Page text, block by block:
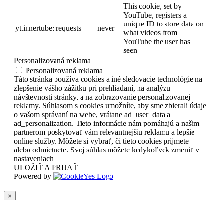
yt.innertube::requests never
This cookie, set by
YouTube, registers a
unique ID to store data on
what videos from
YouTube the user has
seen.
Personalizovaná reklama
Personalizovaná reklama
Táto stránka používa cookies a iné sledovacie technológie na
zlepšenie vášho zážitku pri prehliadaní, na analýzu
návštevnosti stránky, a na zobrazovanie personalizovanej
reklamy. Súhlasom s cookies umožníte, aby sme zbierali údaje
o vašom správaní na webe, vrátane ad_user_data a
ad_personalization. Tieto informácie nám pomáhajú a našim
partnerom poskytovať vám relevantnejšiu reklamu a lepšie
online služby. Môžete si vybrať, či tieto cookies prijmete
alebo odmietnete. Svoj súhlas môžete kedykoľvek zmeniť v
nastaveniach
ULOŽIŤ A PRIJAŤ
Powered by
×